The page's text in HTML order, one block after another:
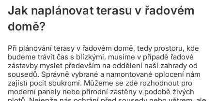
Jak naplánovat terasu v řadovém
domě?
Při plánování terasy v řadovém domě, tedy prostoru, kde
budeme trávit čas s blízkými, musíme v případě řadové
zástavby myslet především na oddělení naší zahrady od
sousedů. Správně vybrané a namontované oplocení nám
zajistí pocit soukromí. Můžeme se zde rozhodnout pro
moderní panely nebo přírodní zástěny v podobě živých